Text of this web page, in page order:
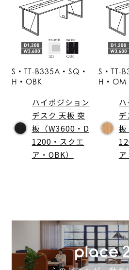
S・TT-B335A・SQ・
H・OBK
ハイポジション
デスク 天板 突
板（W3600・D
1200・スクエ
ア・OBK）
S・TT-
H・OM
板
ア